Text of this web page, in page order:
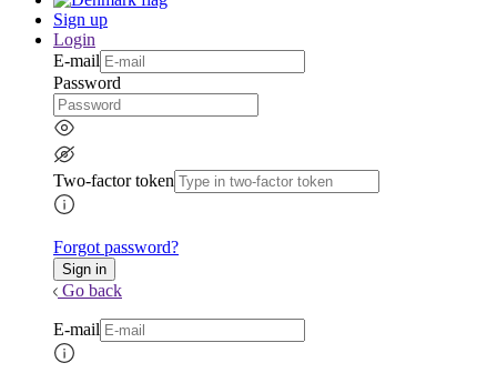
Sign up
Login
E-mail
Password
Two-factor token
Forgot password?
Go back
E-mail